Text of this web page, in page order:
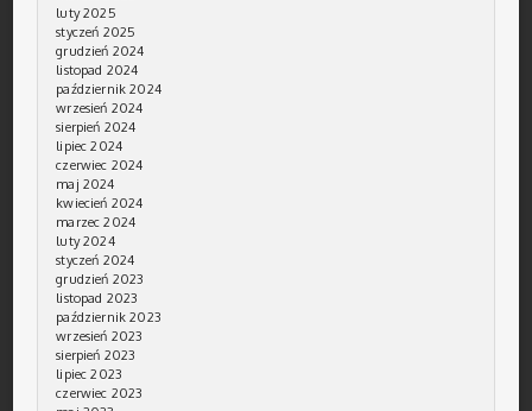
luty 2025
styczeń 2025
grudzień 2024
listopad 2024
październik 2024
wrzesień 2024
sierpień 2024
lipiec 2024
czerwiec 2024
maj 2024
kwiecień 2024
marzec 2024
luty 2024
styczeń 2024
grudzień 2023
listopad 2023
październik 2023
wrzesień 2023
sierpień 2023
lipiec 2023
czerwiec 2023